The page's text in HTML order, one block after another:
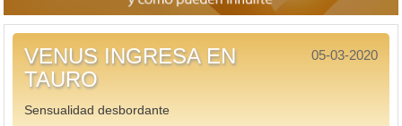
05-03-2020
VENUS INGRESA EN
TAURO
Sensualidad desbordante